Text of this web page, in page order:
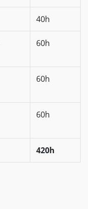
40h
60h
60h
60h
420h